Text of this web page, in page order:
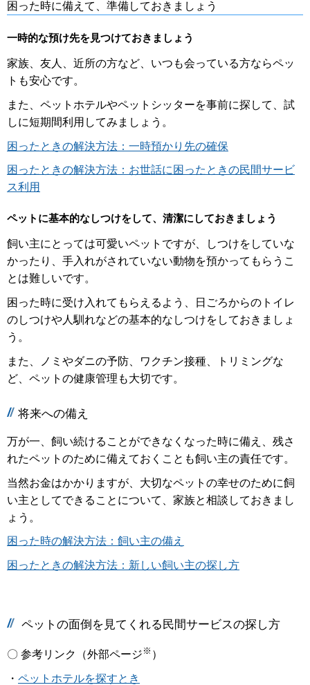
困った時に備えて、準備しておきましょう
一時的な預け先を見つけておきましょう
家族、友人、近所の方など、いつも会っている方ならペッ
トも安心です。
また、ペットホテルやペットシッターを事前に探して、試
しに短期間利用してみましょう。
困ったときの解決方法：一時預かり先の確保
困ったときの解決方法：お世話に困ったときの民間サービ
ス利用
ペットに基本的なしつけをして、清潔にしておきましょう
飼い主にとっては可愛いペットですが、しつけをしていな
かったり、手入れがされていない動物を預かってもらうこ
とは難しいです。
困った時に受け入れてもらえるよう、日ごろからのトイレ
のしつけや人馴れなどの基本的なしつけをしておきましょ
う。
また、ノミやダニの予防、ワクチン接種、トリミングな
ど、ペットの健康管理も大切です。
将来への備え
万が一、飼い続けることができなくなった時に備え、残さ
れたペットのために備えておくことも飼い主の責任です。
当然お金はかかりますが、大切なペットの幸せのために飼
い主としてできることについて、家族と相談しておきまし
ょう。
困った時の解決方法：飼い主の備え
困ったときの解決方法：新しい飼い主の探し方
ペットの面倒を見てくれる民間サービスの探し方
〇 参考リンク（外部ページ ※ ）
・ ペットホテルを探すとき